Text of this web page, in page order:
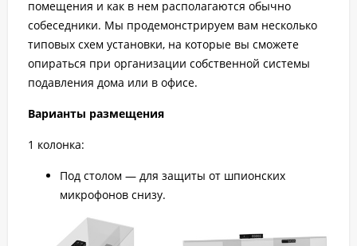
помещения и как в нем располагаются обычно
собеседники. Мы продемонстрируем вам несколько
типовых схем установки, на которые вы сможете
опираться при организации собственной системы
подавления дома или в офисе.
Варианты размещения
1 колонка:
Под столом — для защиты от шпионских
микрофонов снизу.